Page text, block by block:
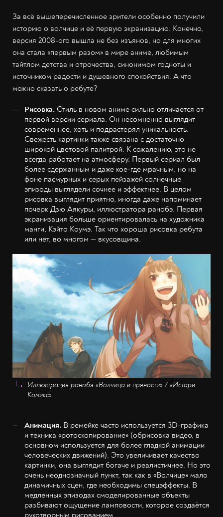
За всё вышеперечисленное зрители особенно получили
историю о волчице и её первую экранизацию. Конечно,
версия 2008-ого вышла не без изъянов, но для многих
она стала «первым разом» в мире аниме, любимым
тайтлом детства и отрочества, синонимом годноты и
источником радости и душевного спокойствия. А что
можно сказать о ребуте?
Рисовка. Стиль в новом аниме сильно отличается от
первой версии сериала. Он несомненно выглядит
современнее, хоть и подрастерял уникальность.
Свежесть картинки также связана с достаточно
широкой цветовой палитрой. К сожалению, это не
всегда работает на атмосферу. Первый сериал был
более сдержанным и даже кое-где мрачным, но на
фоне пасмурных и серых пейзажей солнечные
эпизоды выглядели сочнее и эффектнее. В целом
рисовка выглядит приятно, иногда даже напоминает
почерк Дзю Аякуры, иллюстратора ранобэ. Первая
экранизация больше ориентировалась на художника
манги, Кэйто Коумэ. Так что хороша рисовка ребута
или нет, во многом — вкусовщина.
Иллюстрация ранобэ «Волчица и пряности» / «Истари
Комикс»
Анимация. В ремейке часто используется 3D-графика
и техника «ротоскопирование» (обрисовка видео, в
основном используется для более гладкой анимации
человеческих движений). Это увеличивает качество
картинки, она выглядит богаче и реалистичнее. Но это
очень неоднозначный пункт, так как в «Волчице» мало
динамичных сцен, где необходимы спецэффекты. В
медленных эпизодах смоделированные объекты
разбивают ощущение ламповости, которое создаётся